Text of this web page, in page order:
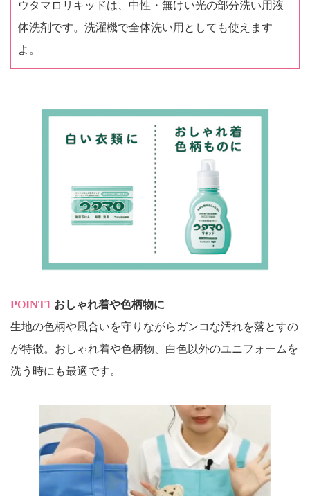
ウタマロリキッドは、中性・無けい光の部分洗い用液
体洗剤です。洗濯機で全体洗い用としても使えます
よ。
POINT1 おしゃれ着や色柄物に
生地の色柄や風合いを守りながらガンコな汚れを落とすの
が特徴。おしゃれ着や色柄物、白色以外のユニフォームを
洗う時にも最適です。